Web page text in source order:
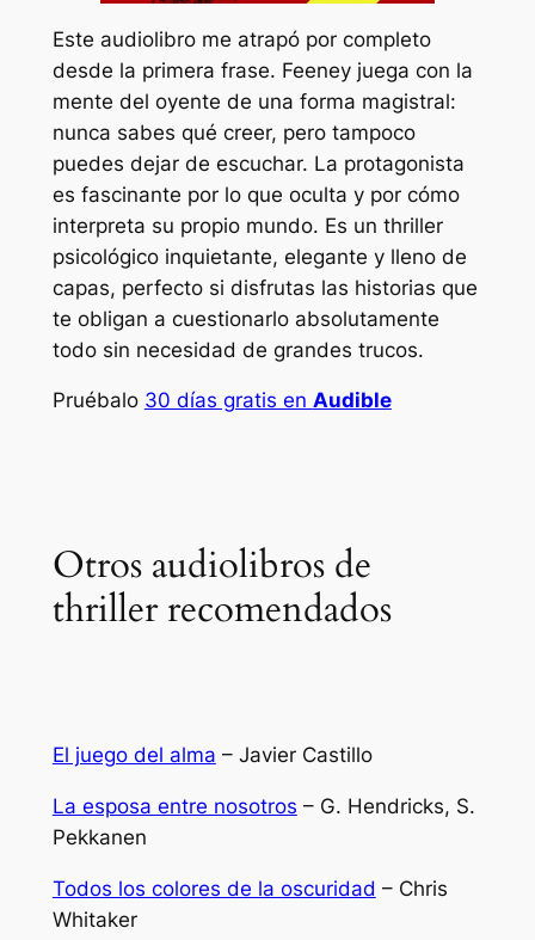
Este audiolibro me atrapó por completo
desde la primera frase. Feeney juega con la
mente del oyente de una forma magistral:
nunca sabes qué creer, pero tampoco
puedes dejar de escuchar. La protagonista
es fascinante por lo que oculta y por cómo
interpreta su propio mundo. Es un thriller
psicológico inquietante, elegante y lleno de
capas, perfecto si disfrutas las historias que
te obligan a cuestionarlo absolutamente
todo sin necesidad de grandes trucos.
Pruébalo 30 días gratis en Audible
Otros audiolibros de
thriller recomendados
El juego del alma – Javier Castillo
La esposa entre nosotros – G. Hendricks, S.
Pekkanen
Todos los colores de la oscuridad – Chris
Whitaker